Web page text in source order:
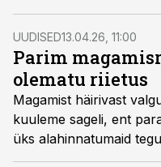
südame-
UUDISED13.04.26, 11:00
Parim
olematu riietus
Magamist häirivast
kuuleme sageli, ent
üks alahinnatumaid
võib une rikkuda,